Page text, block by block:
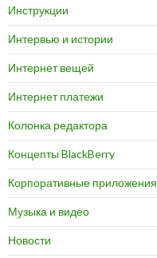
Инструкции
Интервью и истории
Интернет вещей
Интернет платежи
Колонка редактора
Концепты BlackBerry
Корпоративные приложения
Музыка и видео
Новости